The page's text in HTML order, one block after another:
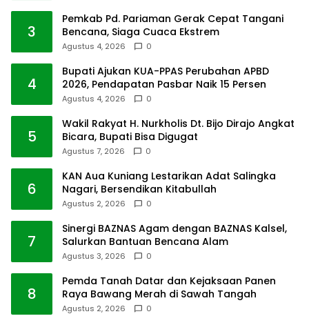
3
Pemkab Pd. Pariaman Gerak Cepat Tangani
Bencana, Siaga Cuaca Ekstrem
Agustus 4, 2026 0
4
Bupati Ajukan KUA-PPAS Perubahan APBD
2026, Pendapatan Pasbar Naik 15 Persen
Agustus 4, 2026 0
5
Wakil Rakyat H. Nurkholis Dt. Bijo Dirajo Angkat
Bicara, Bupati Bisa Digugat
Agustus 7, 2026 0
6
KAN Aua Kuniang Lestarikan Adat Salingka
Nagari, Bersendikan Kitabullah
Agustus 2, 2026 0
7
Sinergi BAZNAS Agam dengan BAZNAS Kalsel,
Salurkan Bantuan Bencana Alam
Agustus 3, 2026 0
8
Pemda Tanah Datar dan Kejaksaan Panen
Raya Bawang Merah di Sawah Tangah
Agustus 2, 2026 0